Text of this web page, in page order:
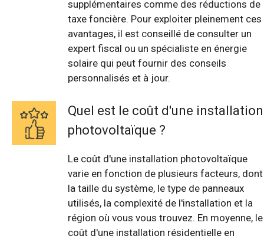
supplémentaires comme des réductions de
taxe foncière. Pour exploiter pleinement ces
avantages, il est conseillé de consulter un
expert fiscal ou un spécialiste en énergie
solaire qui peut fournir des conseils
personnalisés et à jour.
Quel est le coût d'une installation
photovoltaïque ?
Le coût d'une installation photovoltaïque
varie en fonction de plusieurs facteurs, dont
la taille du système, le type de panneaux
utilisés, la complexité de l'installation et la
région où vous vous trouvez. En moyenne, le
coût d'une installation résidentielle en